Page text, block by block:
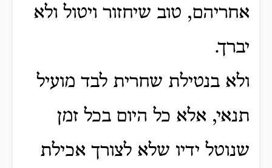
אחריהם, טוב שיחזור ויטול ולא
יברך.
ולא בנטילת שחרית לבד מועיל
תנאי, אלא כל היום בכל זמן
שנוטל ידיו שלא לצורך אכילת